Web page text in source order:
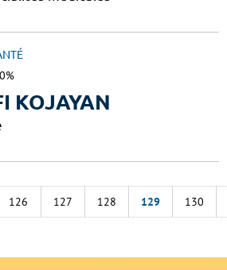
KOJAYAN
126 127 128 129 130